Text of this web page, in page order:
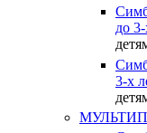
до
3-х